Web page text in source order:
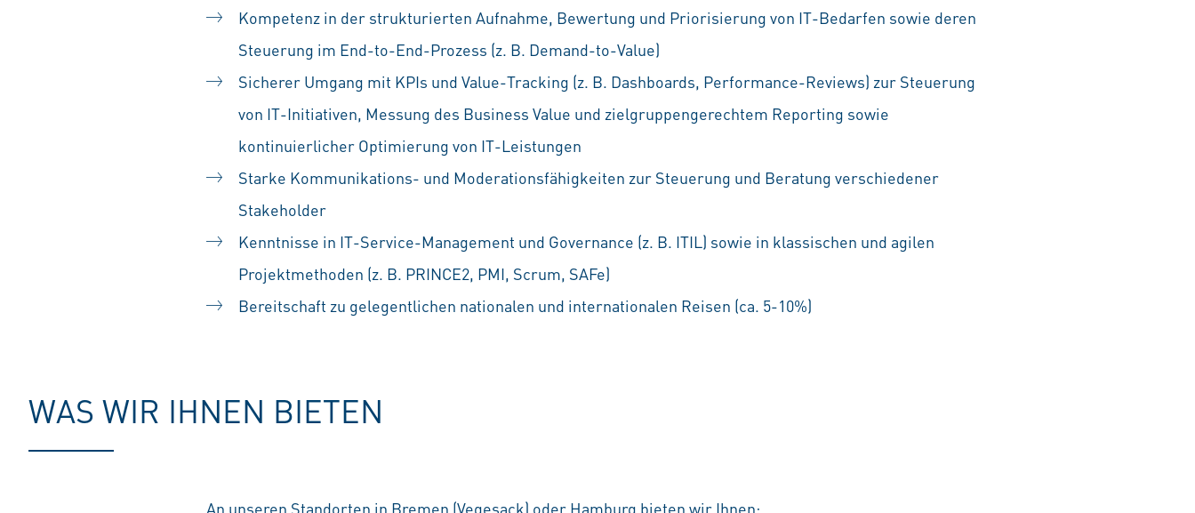
Kompetenz in der strukturierten Aufnahme, Bewertung und Priorisierung von IT-Bedarfen sowie deren
Steuerung im End-to-End-Prozess (z. B. Demand-to-Value)
Sicherer Umgang mit KPIs und Value-Tracking (z. B. Dashboards, Performance-Reviews) zur Steuerung
von IT-Initiativen, Messung des Business Value und zielgruppengerechtem Reporting sowie
kontinuierlicher Optimierung von IT-Leistungen
Starke Kommunikations- und Moderationsfähigkeiten zur Steuerung und Beratung verschiedener
Stakeholder
Kenntnisse in IT-Service-Management und Governance (z. B. ITIL) sowie in klassischen und agilen
Projektmethoden (z. B. PRINCE2, PMI, Scrum, SAFe)
Bereitschaft zu gelegentlichen nationalen und internationalen Reisen (ca. 5-10%)
WAS WIR IHNEN BIETEN
An unseren Standorten in Bremen (Vegesack) oder Hamburg bieten wir Ihnen: